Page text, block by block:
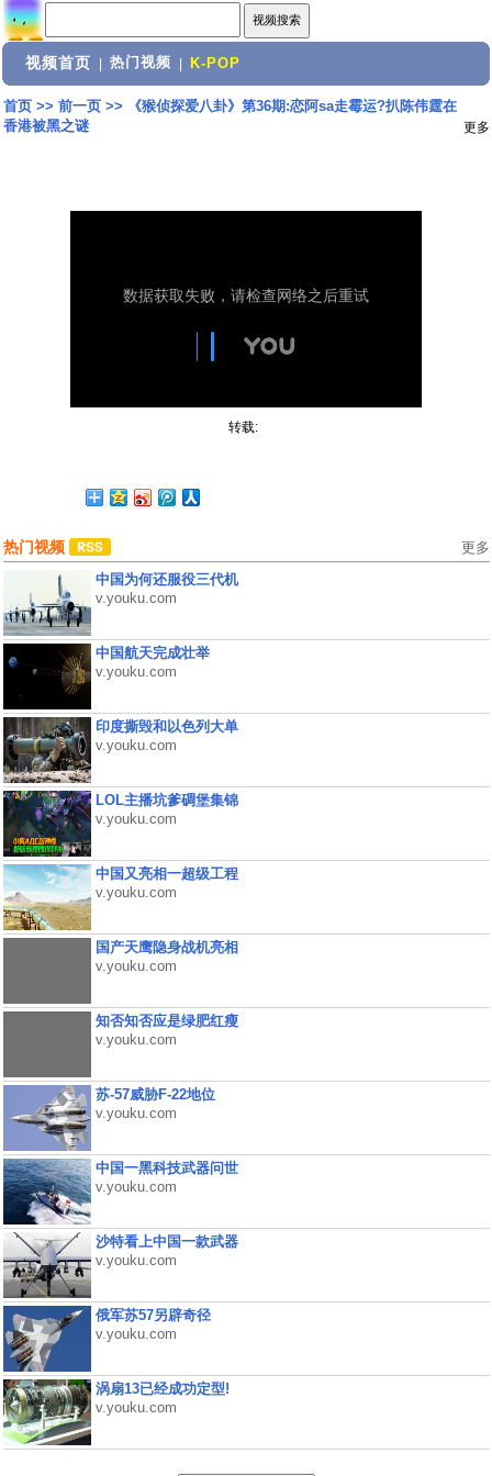
视频首页 热门视频 K-POP
首页>> 前一页>>
《猴侦探爱八卦》第36期:恋阿sa走霉运?扒陈伟霆在
香港被黑之谜
更多
转载:
热门视频 更多
中国为何还服役三代机
v.youku.com
中国航天完成壮举
v.youku.com
印度撕毁和以色列大单
v.youku.com
LOL主播坑爹碉堡集锦
v.youku.com
中国又亮相一超级工程
v.youku.com
国产天鹰隐身战机亮相
v.youku.com
知否知否应是绿肥红瘦
v.youku.com
苏-57威胁F-22地位
v.youku.com
中国一黑科技武器问世
v.youku.com
沙特看上中国一款武器
v.youku.com
俄军苏57另辟奇径
v.youku.com
涡扇13已经成功定型!
v.youku.com